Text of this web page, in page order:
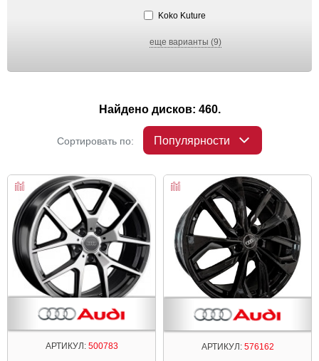
Koko Kuture
еще варианты (9)
Найдено дисков: 460.
Сортировать по: Популярности
АРТИКУЛ:500783 АРТИКУЛ:576162